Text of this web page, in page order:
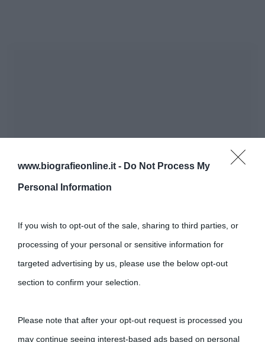
www.biografieonline.it - Do Not Process My
Personal Information
If you wish to opt-out of the sale, sharing to third parties, or
processing of your personal or sensitive information for
targeted advertising by us, please use the below opt-out
section to confirm your selection.
Please note that after your opt-out request is processed you
may continue seeing interest-based ads based on personal